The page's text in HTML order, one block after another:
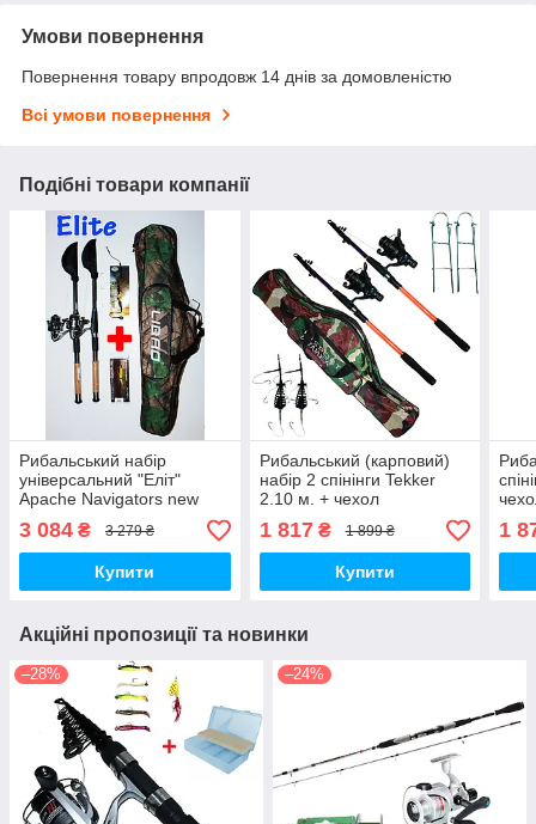
Умови повернення
Повернення товару впродовж 14 днів за домовленістю
Всі умови повернення
Подібні товари компанії
Рибальський набір
універсальний "Еліт"
Apache Navigators new
2.70 м
3 084 ₴ 3 279 ₴
Купити
Рибальський (карповий)
набір 2 спінінги Tekker
2.10 м. + чехол
1 817₴ 1 899 ₴
Купити
1
Акційні пропозиції та новинки
–28% –24%